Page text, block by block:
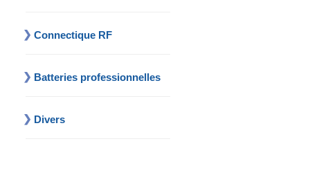
Connectique RF
Batteries professionnelles
Divers